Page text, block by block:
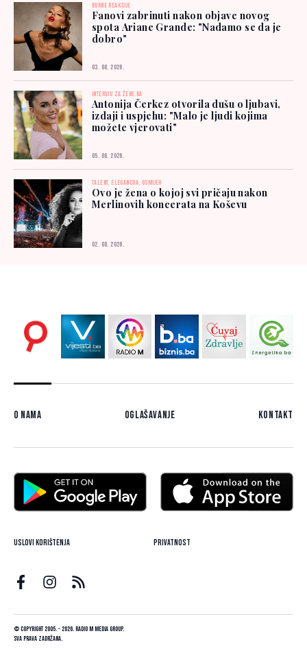
BURNE REAKCIJE
Fanovi zabrinuti nakon objave novog
spota Ariane Grande: "Nadamo se da je
dobro"
03. 08. 2026.
INTERVJU ZA ŽENE.BA
Antonija Čerkez otvorila dušu o ljubavi,
izdaji i uspjehu: "Malo je ljudi kojima
možete vjerovati"
05. 08. 2026.
TALENT, ELEGANCIJA, OSMIJEH
Ovo je žena o kojoj svi pričaju nakon
Merlinovih koncerata na Koševu
02. 08. 2026.
O nama Oglašavanje Kontakt
Uslovi korištenja Privatnost
© Copyright 2005. - 2026. Radio M Media Group.
Sva prava zadržana.